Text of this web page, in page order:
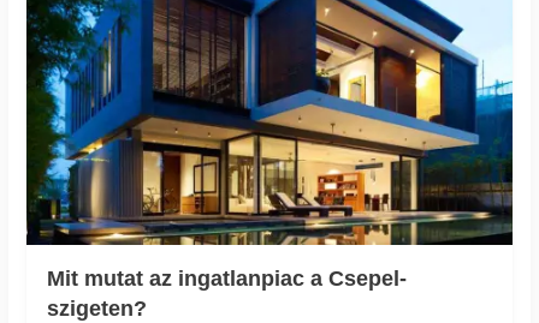
Mit mutat az ingatlanpiac a Csepel-
szigeten?